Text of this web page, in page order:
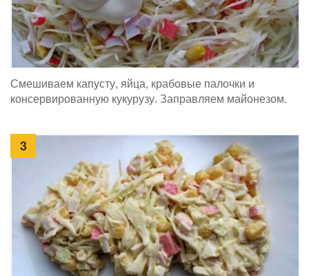
Смешиваем капусту, яйца, крабовые палочки и
консервированную кукурузу. Заправляем майонезом.
3